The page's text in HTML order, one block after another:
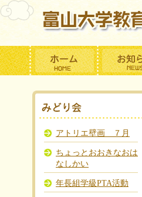
アトリエ壁画 ７月
ちょっとおおきなおは
なしかい
年長組学級PTA活動